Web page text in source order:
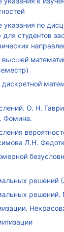
указания по
для студентов
высшей
О. Н.
Фомина.
Л.Н.
решений
решений.